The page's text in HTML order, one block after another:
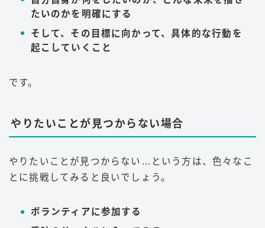
たいのかを明確にする
そして、その目標に向かって、具体的な行動を
起こしていくこと
です。
やりたいことが見つからない場合
やりたいことが見つからない…という方は、色々なこ
とに挑戦してみると良いでしょう。
ボランティアに参加する